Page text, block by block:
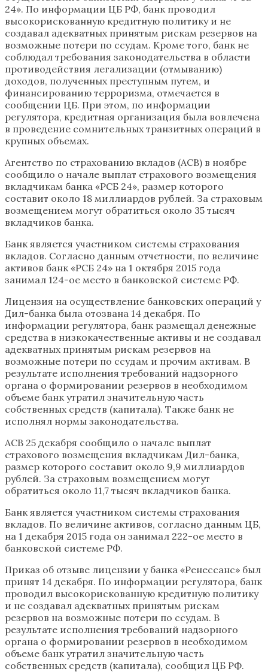
24». По информации ЦБ РФ, банк проводил
высокорискованную кредитную политику и не
создавал адекватных принятым рискам резервов на
возможные потери по ссудам. Кроме того, банк не
соблюдал требования законодательства в области
противодействия легализации (отмыванию)
доходов, полученных преступным путем, и
финансированию терроризма, отмечается в
сообщении ЦБ. При этом, по информации
регулятора, кредитная организация была вовлечена
в проведение сомнительных транзитных операций в
крупных объемах.
Агентство по страхованию вкладов (АСВ) в ноябре
сообщило о начале выплат страхового возмещения
вкладчикам банка «РСБ 24», размер которого
составит около 18 миллиардов рублей. За страховым
возмещением могут обратиться около 35 тысяч
вкладчиков банка.
Банк является участником системы страхования
вкладов. Согласно данным отчетности, по величине
активов банк «РСБ 24» на 1 октября 2015 года
занимал 124-ое место в банковской системе РФ.
Лицензия на осуществление банковских операций у
Дил-банка была отозвана 14 декабря. По
информации регулятора, банк размещал денежные
средства в низкокачественные активы и не создавал
адекватных принятым рискам резервов на
возможные потери по ссудам и прочим активам. В
результате исполнения требований надзорного
органа о формировании резервов в необходимом
объеме банк утратил значительную часть
собственных средств (капитала). Также банк не
исполнял нормы законодательства.
АСВ 25 декабря сообщило о начале выплат
страхового возмещения вкладчикам Дил-банка,
размер которого составит около 9,9 миллиардов
рублей. За страховым возмещением могут
обратиться около 11,7 тысяч вкладчиков банка.
Банк является участником системы страхования
вкладов. По величине активов, согласно данным ЦБ,
на 1 декабря 2015 года он занимал 222-ое место в
банковской системе РФ.
Приказ об отзыве лицензии у банка «Ренессанс» был
принят 14 декабря. По информации регулятора, банк
проводил высокорискованную кредитную политику
и не создавал адекватных принятым рискам
резервов на возможные потери по ссудам. В
результате исполнения требований надзорного
органа о формировании резервов в необходимом
объеме банк утратил значительную часть
собственных средств (капитала), сообщил ЦБ РФ.